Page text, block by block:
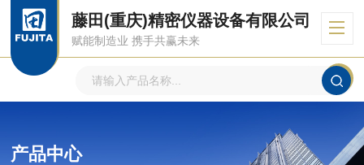
藤田(重庆)精密仪器设备有限公司
赋能制造业 携手共赢未来
产品中心